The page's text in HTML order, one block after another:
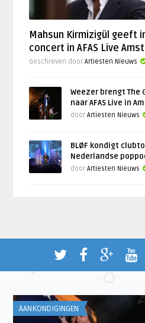
Mahsun Kirmizigül geeft
concert in AFAS Live
Geschreven doorArtiesten Nieuws
Weezer brengt The
naar AFAS Live in
doorArtiesten Nieuws
BLØF kondigt
Nederlandse
doorArtiesten Nieuws
AANKONDIGINGEN